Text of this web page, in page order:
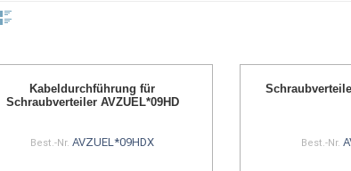
Kabeldurchführung für
Schraubverteiler AVZUEL*09HD
Best.-Nr.AVZUEL*09HDX Best.-Nr.